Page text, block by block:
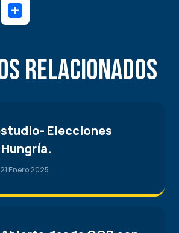
Relacionados
Elecciones
21 Enero 2025